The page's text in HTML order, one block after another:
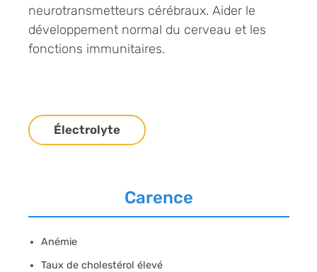
neurotransmetteurs cérébraux. Aider le
développement normal du cerveau et les
fonctions immunitaires.
Électrolyte
Carence
Anémie
Taux de cholestérol élevé